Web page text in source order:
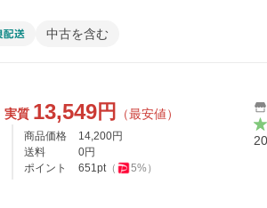
中古を含む
実質 13,549円 （最安値）
商品価格 14,200円
送料
0円
ポイント
651pt（ 5%）